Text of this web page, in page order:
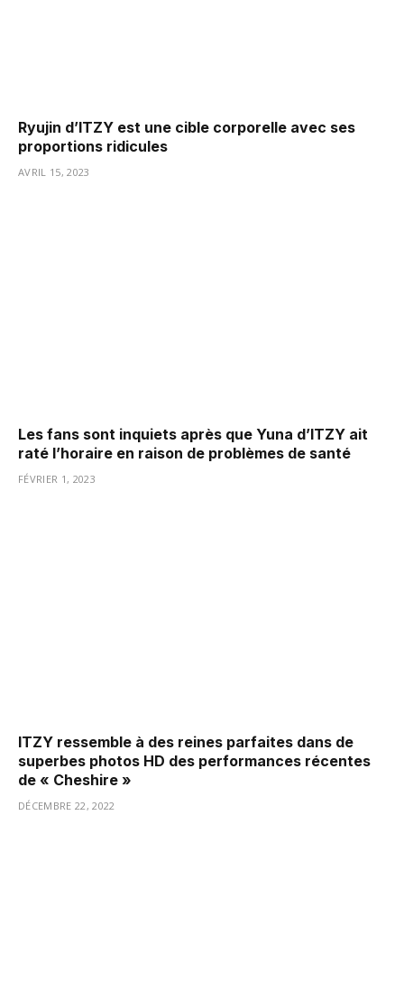
Ryujin d’ITZY est une cible corporelle avec ses
proportions ridicules
AVRIL 15, 2023
Les fans sont inquiets après que Yuna d’ITZY ait
raté l’horaire en raison de problèmes de santé
FÉVRIER 1, 2023
ITZY ressemble à des reines parfaites dans de
superbes photos HD des performances récentes
de « Cheshire »
DÉCEMBRE 22, 2022